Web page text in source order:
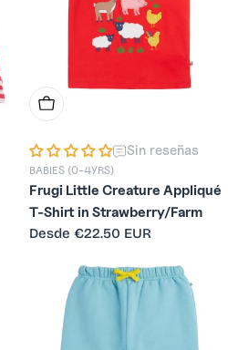
Elige Opciones
Sin reseñas
BABIES (0-4YRS)
Frugi Little Creature Appliqué
T-Shirt in Strawberry/Farm
Precio
Desde €22.50 EUR